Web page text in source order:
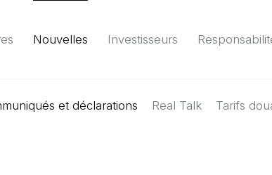
(Il
Nouvelles Investisseurs
Société Gouvernance
et déclarations Real Talk Tarifs